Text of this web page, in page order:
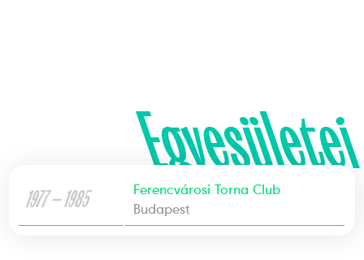
Egyesületei
1977 — 1985
Ferencvárosi Torna Club
Budapest